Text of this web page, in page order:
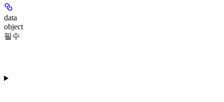
data
object
필수